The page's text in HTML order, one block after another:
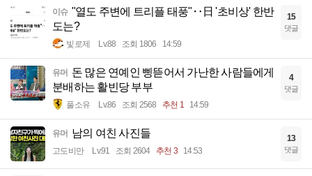
이슈 "열도 주변에 트리플 태풍"‥日 '초비상' 한반
도는?
빛로제 Lv.88 조회 1806 14:59
15
댓글
유머 돈 많은 연예인 삥뜯어서 가난한 사람들에게
분배하는 활빈당 부부
풀소유 Lv.86 조회 2568 추천 1 14:59
4
댓글
유머 남의 여친 사진들
고도비만 Lv.91 조회 2604 추천 3 14:53
13
댓글